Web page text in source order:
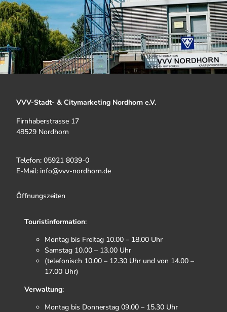
VVV-Stadt- & Citymarketing Nordhorn e.V.
Firnhaberstrasse 17
48529 Nordhorn
Telefon: 05921 8039-0
E-Mail: info@vvv-nordhorn.de
Öffnungszeiten
Touristinformation:
Montag bis Freitag 10.00 – 18.00 Uhr
Samstag 10.00 – 13.00 Uhr
(telefonisch 10.00 – 12.30 Uhr und von 14.00 –
17.00 Uhr)
Verwaltung:
Montag bis Donnerstag 09.00 – 15.30 Uhr